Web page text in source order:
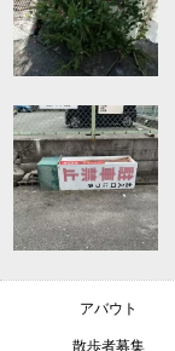
アバウト
散歩者募集